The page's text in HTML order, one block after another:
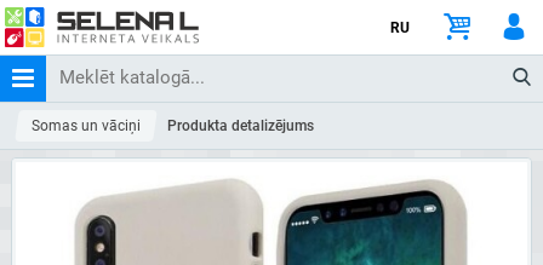
RU
Somas un vāciņi Produkta detalizējums